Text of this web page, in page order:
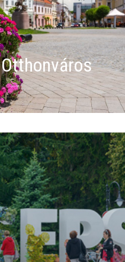
Otthonváros